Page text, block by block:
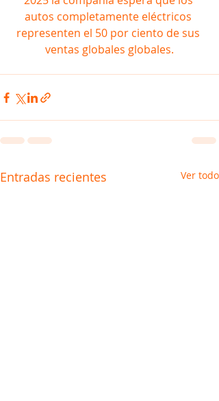
autos completamente eléctricos
representen el 50 por ciento de sus
ventas globales globales.
Entradas recientes Ver todo